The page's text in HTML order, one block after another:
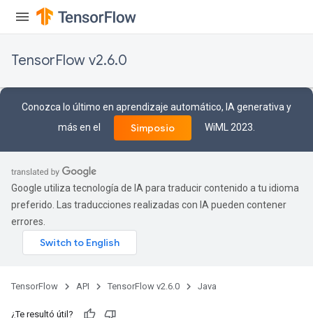
TensorFlow v2.6.0
Conozca lo último en aprendizaje automático, IA generativa y
más en el
Simposio WiML 2023.
Google utiliza tecnología de IA para traducir contenido a tu idioma
preferido. Las traducciones realizadas con IA pueden contener
errores.
TensorFlow API TensorFlow v2.6.0 Java
¿Te resultó útil?